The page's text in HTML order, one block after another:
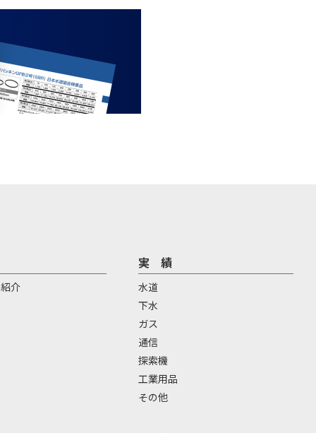
介
実 績
水道
下水
ガス
通信
探索機
工業用品
その他